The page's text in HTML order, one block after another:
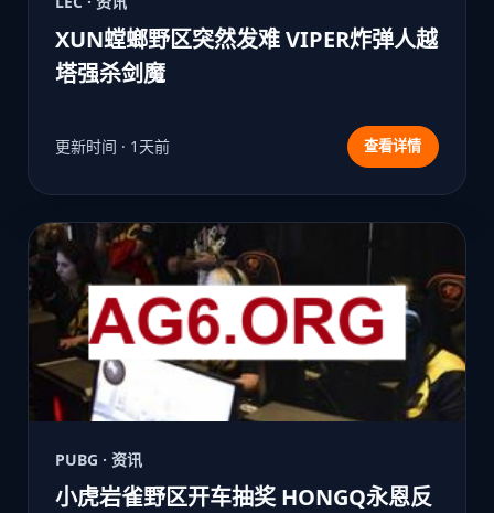
XUN螳螂野区突然发难 VIPER炸弹人越
塔强杀剑魔
更新时间 · 1天前 查看详情
PUBG · 资讯
小虎岩雀野区开车抽奖 HONGQ永恩反